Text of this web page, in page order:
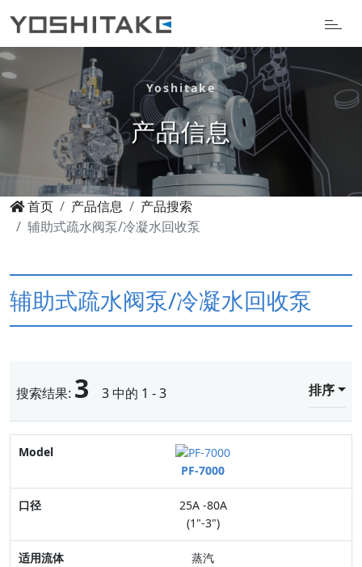
Yoshitake
产品信息
首页 产品信息
产品搜索
辅助式疏水阀泵/冷凝水回收泵
辅助式疏水阀泵/冷凝水回收泵
搜索结果: 3 3 中的 1 - 3 排序
Model
口径
适用流体
最高驱动压力
PF-7000
25A -80A
(1"-3")
蒸汽